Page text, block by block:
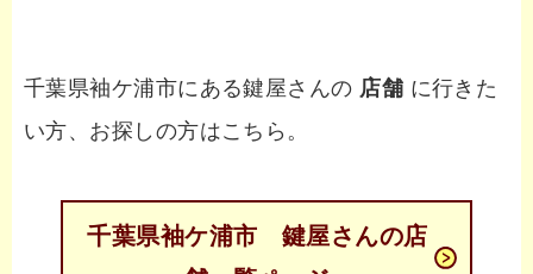
千葉県袖ケ浦市にある鍵屋さんの 店舗 に行きた
い方、お探しの方はこちら。
千葉県袖ケ浦市 鍵屋さんの店